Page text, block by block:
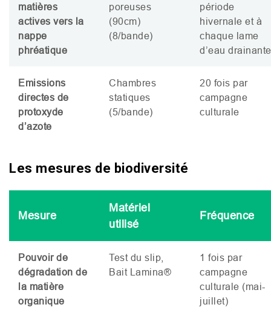
matières
actives vers la
nappe
phréatique
poreuses
(90cm)
(8/bande)
période
hivernale et à
chaque lame
d’eau drainante
Emissions
directes de
protoxyde
d’azote
Chambres
statiques
(5/bande)
20 fois par
campagne
culturale
Les mesures de biodiversité
Mesure
Matériel
utilisé
Fréquence
Pouvoir de
dégradation de
la matière
organique
Test du slip,
Bait Lamina®
1 fois par
campagne
culturale (mai-
juillet)